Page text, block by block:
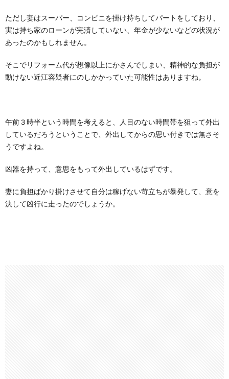
ただし妻はスーパー、コンビニを掛け持ちしてパートをしており、
実は持ち家のローンが完済していない、年金が少ないなどの状況が
あったのかもしれません。
そこでリフォーム代が想像以上にかさんでしまい、精神的な負担が
動けない近江容疑者にのしかかっていた可能性はありますね。
午前３時半という時間を考えると、人目のない時間帯を狙って外出
しているだろうということで、外出してからの思い付きでは無さそ
うですよね。
凶器を持って、意思をもって外出しているはずです。
妻に負担ばかり掛けさせて自分は稼げない苛立ちが暴発して、意を
決して凶行に走ったのでしょうか。